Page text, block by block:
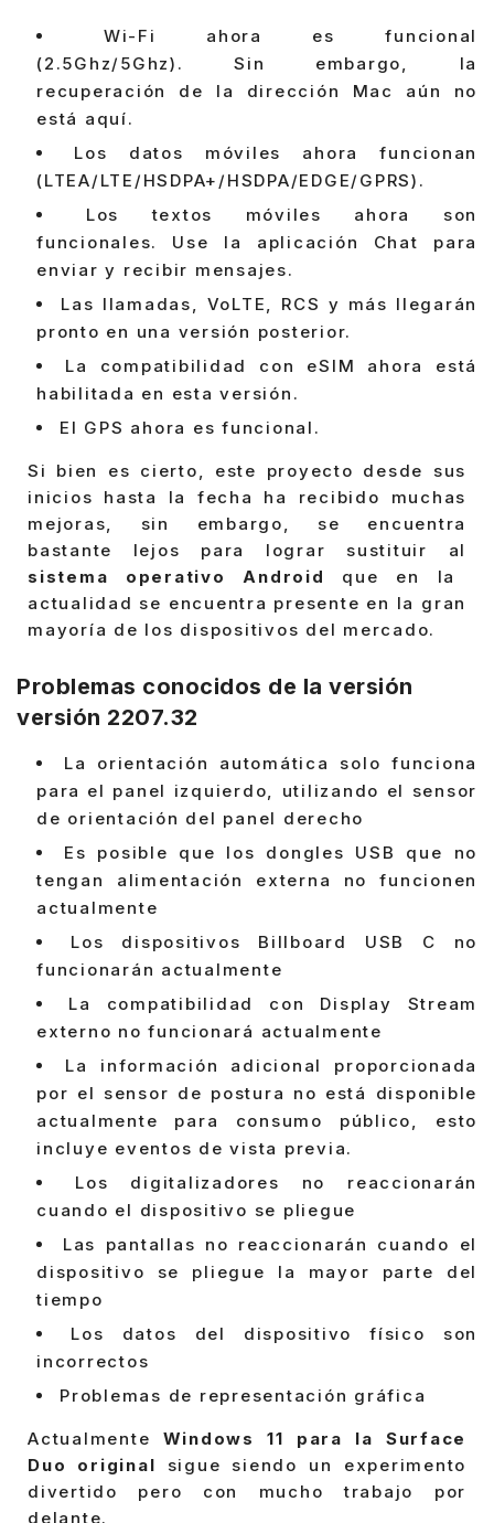
Wi-Fi ahora es funcional
(2.5Ghz/5Ghz). Sin embargo, la
recuperación de la dirección Mac aún no
está aquí.
Los datos móviles ahora funcionan
(LTEA/LTE/HSDPA+/HSDPA/EDGE/GPRS).
Los textos móviles ahora son
funcionales. Use la aplicación Chat para
enviar y recibir mensajes.
Las llamadas, VoLTE, RCS y más llegarán
pronto en una versión posterior.
La compatibilidad con eSIM ahora está
habilitada en esta versión.
El GPS ahora es funcional.
Si bien es cierto, este proyecto desde sus
inicios hasta la fecha ha recibido muchas
mejoras, sin embargo, se encuentra
bastante lejos para lograr sustituir al
sistema operativo Android
que en la
actualidad se encuentra presente en la gran
mayoría de los dispositivos del mercado.
Problemas conocidos de la versión
versión 2207.32
La orientación automática solo funciona
para el panel izquierdo, utilizando el sensor
de orientación del panel derecho
Es posible que los dongles USB que no
tengan alimentación externa no funcionen
actualmente
Los dispositivos Billboard USB C no
funcionarán actualmente
La compatibilidad con Display Stream
externo no funcionará actualmente
La información adicional proporcionada
por el sensor de postura no está disponible
actualmente para consumo público, esto
incluye eventos de vista previa.
Los digitalizadores no reaccionarán
cuando el dispositivo se pliegue
Las pantallas no reaccionarán cuando el
dispositivo se pliegue la mayor parte del
tiempo
Los datos del dispositivo físico son
incorrectos
Problemas de representación gráfica
Actualmente Windows 11 para la Surface
Duo original sigue siendo un experimento
divertido pero con mucho trabajo por
delante.